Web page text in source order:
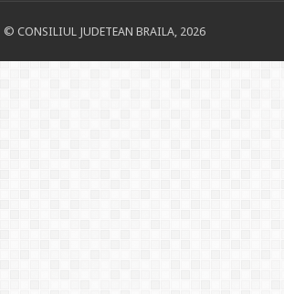
© CONSILIUL JUDETEAN BRAILA, 2026